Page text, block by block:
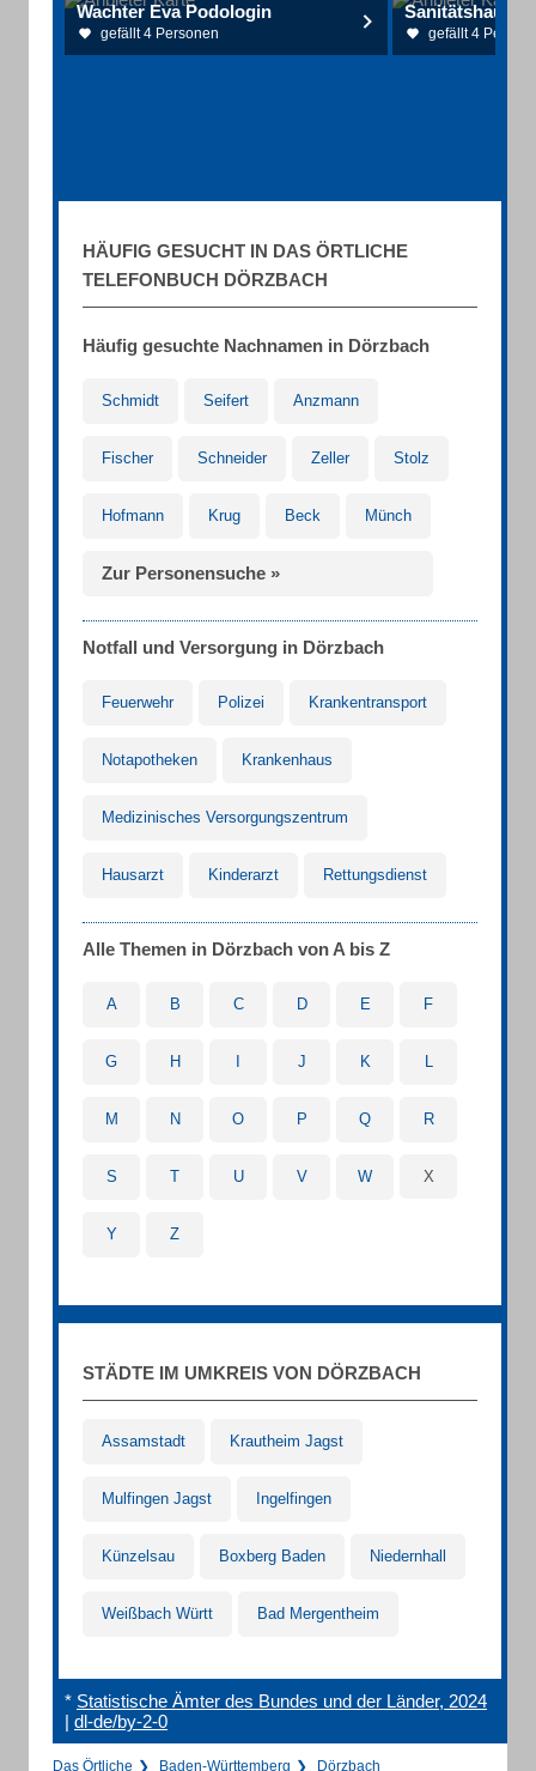
Wachter Eva Podologin
gefällt 4 Personen gefällt 4
HÄUFIG GESUCHT IN DAS ÖRTLICHE
TELEFONBUCH DÖRZBACH
Häufig gesuchte Nachnamen in Dörzbach
Schmidt Seifert Anzmann
Fischer Schneider Zeller Stolz
Hofmann Krug Beck Münch
Zur Personensuche »
Notfall und Versorgung in Dörzbach
Feuerwehr Polizei Krankentransport
Notapotheken Krankenhaus
Medizinisches Versorgungszentrum
Hausarzt Kinderarzt Rettungsdienst
Alle Themen in Dörzbach von A bis Z
A B C D E F
G H J K L
M N O P Q R
S T U V W X
Y Z
STÄDTE IM UMKREIS VON DÖRZBACH
Assamstadt Krautheim Jagst
Mulfingen Jagst Ingelfingen
Künzelsau Boxberg Baden Niedernhall
Weißbach Württ Bad Mergentheim
* Statistische Ämter des Bundes und der Länder, 2024
| dl-de/by-2-0
Das Örtliche Baden-Württemberg Dörzbach